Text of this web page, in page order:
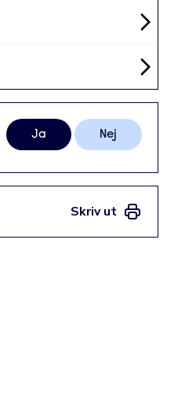
Ja Nej
Skriv ut